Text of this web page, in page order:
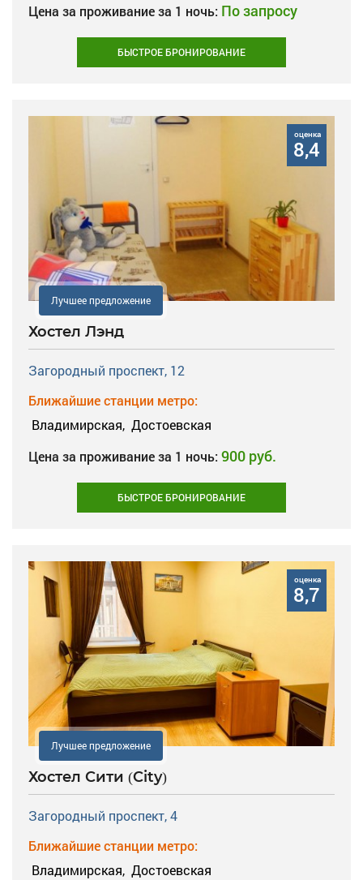
Цена за проживание за 1 ночь: По запросу
БЫСТРОЕ БРОНИРОВАНИЕ
оценка
8,4
Лучшее предложение
Хостел Лэнд
Загородный проспект, 12
Ближайшие станции метро:
Владимирская, Достоевская
Цена за проживание за 1 ночь: 900 руб.
БЫСТРОЕ БРОНИРОВАНИЕ
оценка
8,7
Лучшее предложение
Хостел Сити (City)
Загородный проспект, 4
Ближайшие станции метро:
Владимирская, Достоевская